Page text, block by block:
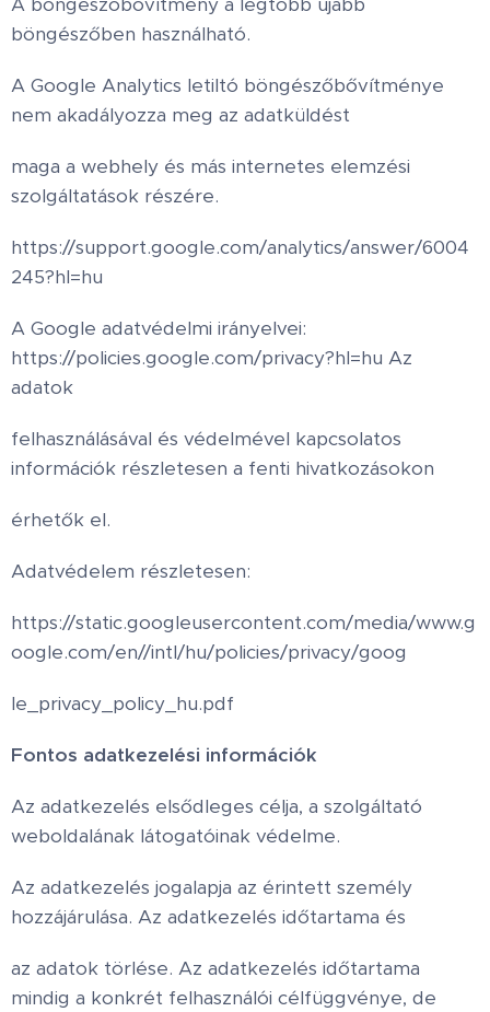
böngészőben használható.
A Google Analytics letiltó böngészőbővítménye
nem akadályozza meg az adatküldést
maga a webhely és más internetes elemzési
szolgáltatások részére.
https://support.google.com/analytics/answer/6004
245?hl=hu
A Google adatvédelmi irányelvei:
https://policies.google.com/privacy?hl=hu Az
adatok
felhasználásával és védelmével kapcsolatos
információk részletesen a fenti hivatkozásokon
érhetők el.
Adatvédelem részletesen:
https://static.googleusercontent.com/media/www.g
oogle.com/en//intl/hu/policies/privacy/goog
le_privacy_policy_hu.pdf
Fontos adatkezelési információk
Az adatkezelés elsődleges célja, a szolgáltató
weboldalának látogatóinak védelme.
Az adatkezelés jogalapja az érintett személy
hozzájárulása. Az adatkezelés időtartama és
az adatok törlése. Az adatkezelés időtartama
mindig a konkrét felhasználói célfüggvénye, de